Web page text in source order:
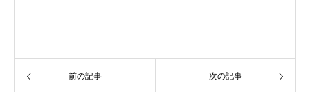
前の記事 次の記事